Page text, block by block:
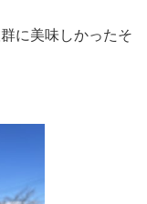
に美味しかったそ